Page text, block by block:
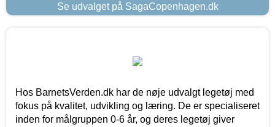
Se udvalget på SagaCopenhagen.dk
Hos BarnetsVerden.dk har de nøje udvalgt legetøj med
fokus på kvalitet, udvikling og læring. De er specialiseret
inden for målgruppen 0-6 år, og deres legetøj giver